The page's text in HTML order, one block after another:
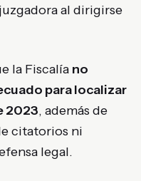
al dirigirse
la Fiscalía no
para localizar
2023, además de
citatorios ni
legal.